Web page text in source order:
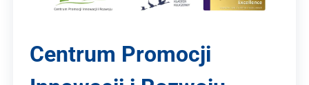
Centrum Promocji